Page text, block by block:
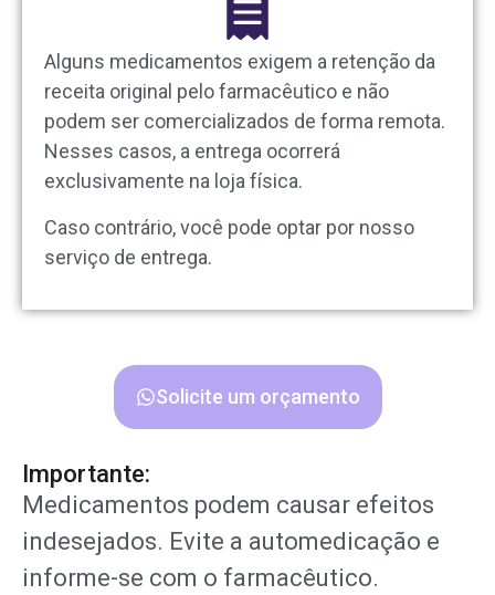
Alguns medicamentos exigem a retenção da
receita original pelo farmacêutico e não
podem ser comercializados de forma remota.
Nesses casos, a entrega ocorrerá
exclusivamente na loja física.
Caso contrário, você pode optar por nosso
serviço de entrega.
Solicite um orçamento
Importante:
Medicamentos podem causar efeitos
indesejados. Evite a automedicação e
informe-se com o farmacêutico.